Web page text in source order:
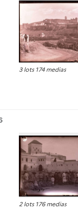
3 lots 174 medias
2 lots 176 medias